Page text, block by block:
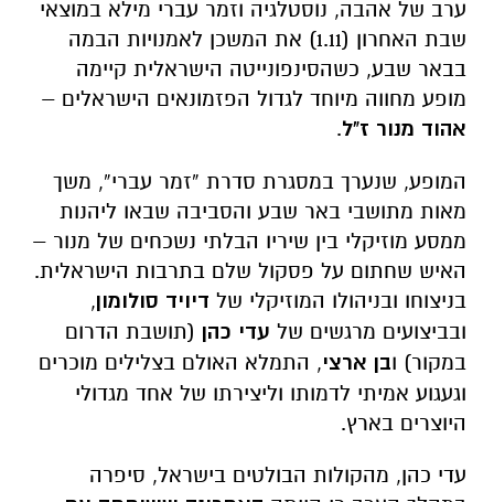
אהוד מנור ז"ל.
המופע, שנערך במסגרת סדרת “זמר עברי”, משך
מאות מתושבי באר שבע והסביבה שבאו ליהנות
ממסע מוזיקלי בין שיריו הבלתי נשכחים של מנור –
בניצוחו ובניהולו המוזיקלי שלדיויד סולומון
ובביצועים מרגשים שלעדי כהן(תושבת הדרום
במקור) ובן ארצי , התמלא האולם בצלילים מוכרים
וגעגוע אמיתי לדמותו וליצירתו של אחד מגדולי
היוצרים בארץ.
עדי כהן, מהקולות הבולטים בישראל, סיפרה
במהלך הערב כי הייתההאחרונה ששוחחה עם
אהוד מנור ז"ל
“היינו אמורים להופיע יחד, אבל זה כבר לא קרה,”